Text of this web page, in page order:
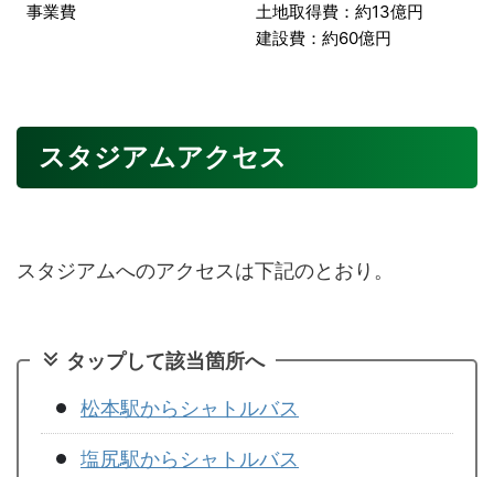
事業費
土地取得費：約13億円
建設費：約60億円
スタジアムアクセス
スタジアムへのアクセスは下記のとおり。
タップして該当箇所へ
松本駅からシャトルバス
塩尻駅からシャトルバス